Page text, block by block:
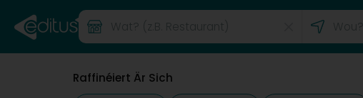
Raffinéiert Är Sich